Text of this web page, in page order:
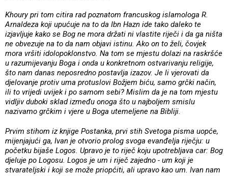
Khoury pri tom citira rad poznatom francuskog islamologa R.
Arnaldeza koji upućuje na to da Ibn Hazn ide tako daleko te
izjavljuje kako se Bog ne mora držati ni vlastite riječi i da ga ništa
ne obvezuje na to da nam objavi istinu. Ako on to želi, čovjek
mora vršiti idolopoklonstvo. Na tom se mjestu dolazi na raskršće
u razumijevanju Boga i onda u konkretnom ostvarivanju religije,
što nam danas neposredno postavlja izazov. Je li vjerovati da
djelovanje protiv uma protuslovi Božjem biću, samo grčki način,
ili to vrijedi uvijek i po samom sebi? Mislim da je na tom mjestu
vidljiv duboki sklad između onoga što u najboljem smislu
nazivamo grčkim i vjere u Boga utemeljene na Bibliji.
Prvim stihom iz knjige Postanka, prvi stih Svetoga pisma uopće,
mijenjajući ga, Ivan je otvorio prolog svoga evanđelja riječju: u
početku bijaše Logos. Upravo je to riječ koju upotrebljava car: Bog
djeluje po Logosu. Logos je um i riječ zajedno - um koji je
stvarateljski i koji se može priopćiti, ali upravo kao um. Ivan nam